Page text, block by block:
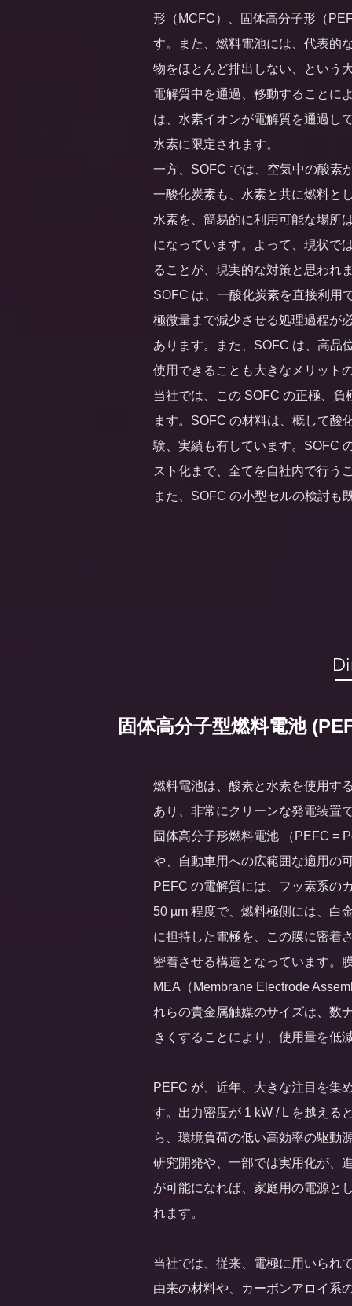
形（MCFC）、固体高分子形（
す。また、燃料電池には、代表的
物をほとんど排出しない、という
電解質中を通過、移動することに
は、水素イオンが電解質を通過し
水素に限定されます。
一方、SOFC では、空気中の酸素
一酸化炭素も、水素と共に燃料と
水素を、簡易的に利用可能な場所
になっています。よって、現状で
ることが、現実的な対策と思われ
SOFC は、一酸化炭素を直接利用
極微量まで減少させる処理過程が
あります。また、SOFC は、高品
使用できることも大きなメリット
当社では、この SOFC の正極、負
ます。SOFC の材料は、概して酸
験、実績も有しています。 SOFC
スト化まで、全てを自社内で行う
また、SOFC の小型セルの検討も
固体高分子型燃料電池
燃料電池は、酸素と水素を使用す
あり、非常にクリーンな発電装置
固体高分子形燃料電池 （PEFC =
や、自動車用への広範囲な適用の
PEFC の電解質には、フッ素系の
50 µm 程度で、燃料極側には、白
に担持した電極を、この膜に密着
密着させる構造となっています。
MEA（Membrane Electrode
れらの貴金属触媒のサイズは、数
きくすることにより、使用量を低
PEFC が、近年、大きな注目を集
す。出力密度が 1 kW / L を越える
ら、環境負荷の低い高効率の駆動
研究開発や、一部では実用化が、
が可能になれば、家庭用の電源と
れます。
当社では、従来、電極に用いられ
由来の材料や、カーボンアロイ系